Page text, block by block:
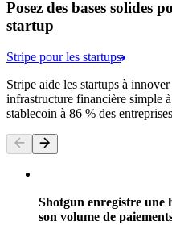
Posez des bases solides
startup
Stripe pour les startups
Stripe aide les startups à
infrastructure financière simple
stablecoin à 86 % des
Shotgun enregistre une
son volume de